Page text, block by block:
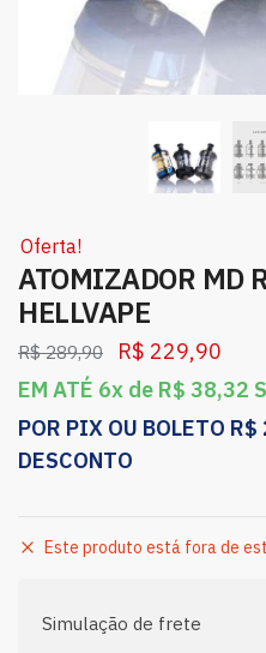
Oferta!
ATOMIZADOR MD
HELLVAPE
R$289,90 R$ 229,90
EM ATÉ 6x de R$ 38,32
POR PIX OU BOLETO R$
DESCONTO
Este produto está fora de
Simulação de frete